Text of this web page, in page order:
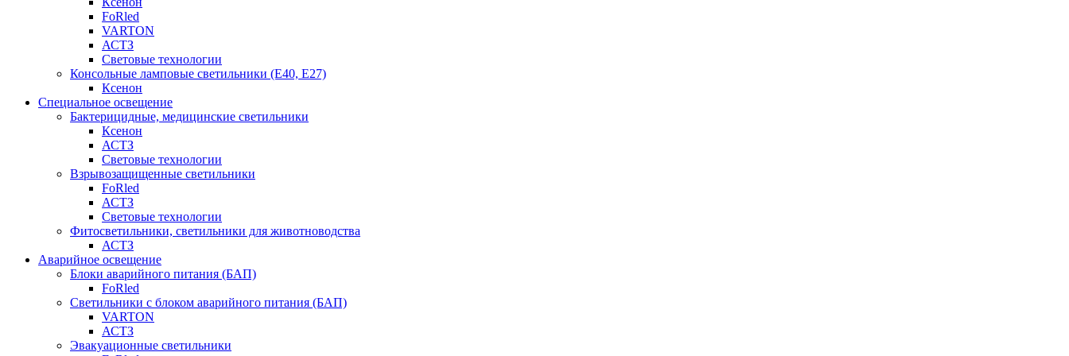
FoRled
VARTON
АСТЗ
Световые технологии
Консольные ламповые светильники (Е40, Е27)
Ксенон
Специальное освещение
Бактерицидные, медицинские светильники
Ксенон
АСТЗ
Световые технологии
Взрывозащищенные светильники
FoRled
АСТЗ
Световые технологии
Фитосветильники, светильники для животноводства
АСТЗ
Аварийное освещение
Блоки аварийного питания (БАП)
FoRled
Светильники с блоком аварийного питания (БАП)
VARTON
АСТЗ
Эвакуационные светильники